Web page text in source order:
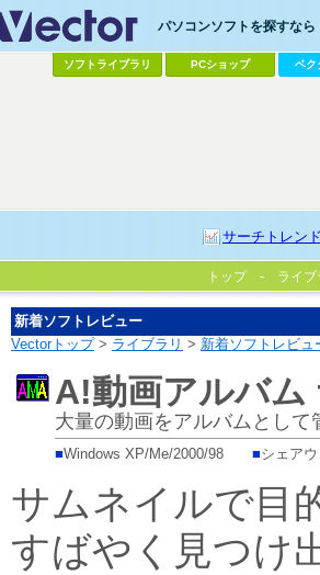
パソコンソフトを探すなら
ソフトライブラリ PCショップ ベク
サーチトレンド
トップ ライブ
新着ソフトレビュー
Vectorトップ> ライブラリ > 新着ソフトレビュ
A!動画アルバム
大量の動画をアルバムとし
■Windows XP/Me/2000/98 ■シェア
サムネイルで目
すばやく見つけ